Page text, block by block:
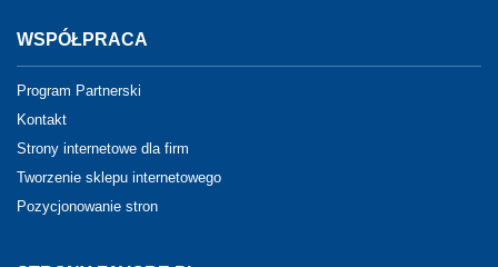
WSPÓŁPRACA
Program Partnerski
Kontakt
Strony internetowe dla firm
Tworzenie sklepu internetowego
Pozycjonowanie stron